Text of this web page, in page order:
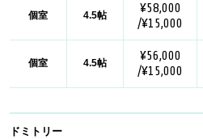
個室 4.5帖
¥58,000
/¥15,000
個室 4.5帖
¥56,000
/¥15,000
ドミトリー